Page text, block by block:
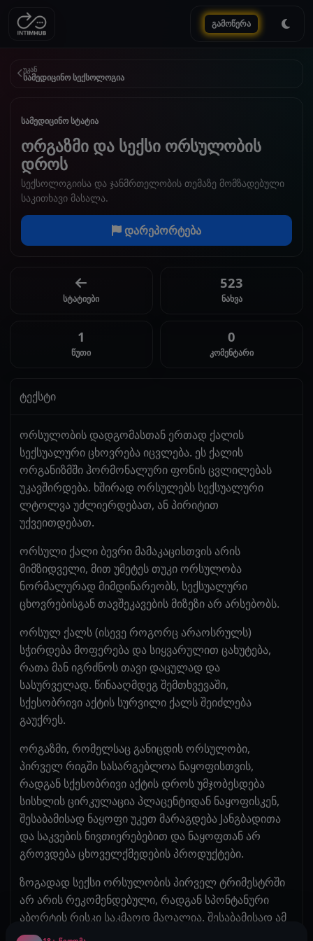
გამოწერა
უკან
სამედიცინო სექსოლოგია
სამედიცინო სტატია
ორგაზმი და სექსი ორსულობის
დროს
სექსოლოგიისა და ჯანმრთელობის თემაზე მომზადებული
საკითხავი მასალა.
დარეპორტება
სტატიები
523
ნახვა
1
წუთი
0
კომენტარი
ტექსტი
ორსულობის დადგომასთან ერთად ქალის
სექსუალური ცხოვრება იცვლება. ეს ქალის
ორგანიზმში ჰორმონალური ფონის ცვლილებას
უკავშირდება. ხშირად ორსულებს სექსუალური
ლტოლვა უძლიერდებათ, ან პირიტით
უქვეითდებათ.
ორსული ქალი ბევრი მამაკაცისთვის არის
მიმზიდველი, მით უმეტეს თუკი ორსულობა
ნორმალურად მიმდინარეობს, სექსუალური
ცხოვრებისგან თავშეკავების მიზეზი არ არსებობს.
ორსულ ქალს (ისევე როგორც არაოსრულს)
სჭირდება მოფერება და სიყვარულით ცახუტება,
რათა მან იგრძნოს თავი დაცულად და
სასურველად. წინააღმდეგ შემთხვევაში,
სქესობრივი აქტის სურვილი ქალს შეიძლება
გაუქრეს.
ორგაზმი, რომელსაც განიცდის ორსულობი,
პირველ რიგში სასარგებლოა ნაყოფისთვის,
რადგან სქესობრივი აქტის დროს უმჯობესდება
სისხლის ცირკულაცია პლაცენტიდან ნაყოფისკენ,
შესაბამისად ნაყოფი უკეთ მარაგდება Jანგბადითა
და საკვების ნივთიერებებით და ნაყოფთან არ
გროვდება ცხოველქმედების პროდუქტები.
ზოგადად სექსი ორსულობის პირველ ტრიმესტრში
არ არის რეკომენდებული, რადგან სპონტანური
აბორტის რისკი საკმაოდ მაღალია. შესაბამისად ამ
პერიოდშ კარგია სექსისგან თავშეკავება.